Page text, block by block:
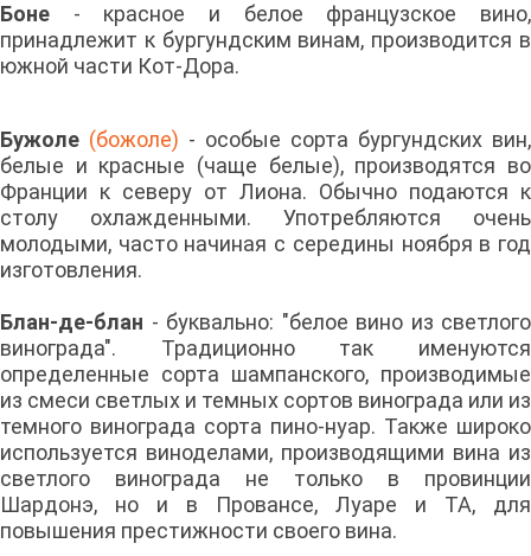
Боне - красное и белое французское вино,
принадлежит к бургундским винам, производится в
южной части Кот-Дора.
Бужоле (божоле) - особые сорта бургундских вин,
белые и красные (чаще белые), производятся во
Франции к северу от Лиона. Обычно подаются к
столу охлажденными. Употребляются очень
молодыми, часто начиная с середины ноября в год
изготовления.
Блан-де-блан - буквально: "белое вино из светлого
винограда". Традиционно так именуются
определенные сорта шампанского, производимые
из смеси светлых и темных сортов винограда или из
темного винограда сорта пино-нуар. Также широко
используется виноделами, производящими вина из
светлого винограда не только в провинции
Шардонэ, но и в Провансе, Луаре и ТА, для
повышения престижности своего вина.